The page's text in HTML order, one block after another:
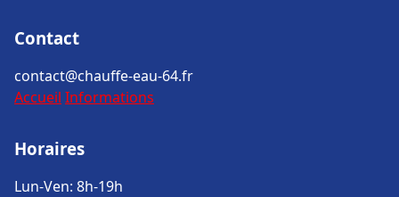
Contact
contact@chauffe-eau-64.fr
Accueil Informations
Horaires
Lun-Ven: 8h-19h